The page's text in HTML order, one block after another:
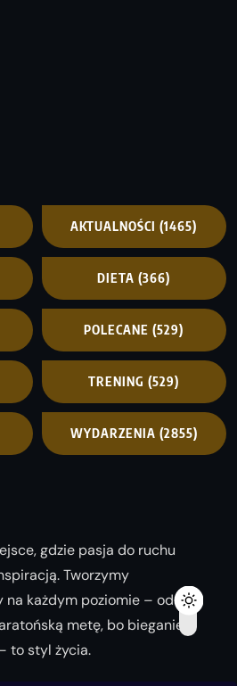
AKTUALNOŚCI (1465)
DIETA (366)
POLECANE (529)
TRENING (529)
WYDARZENIA (2855)
gdzie pasja do ruchu
Tworzymy
na każdym poziomie – od
metę, bo bieganie
to styl życia.